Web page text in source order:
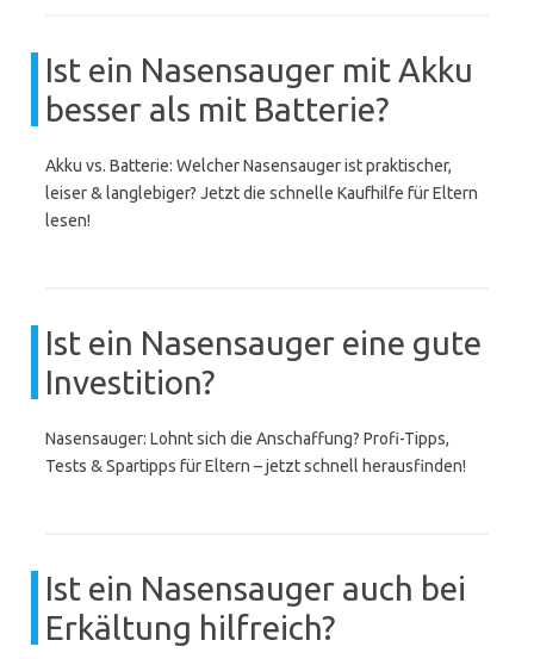
Ist ein Nasensauger mit Akku
besser als mit Batterie?
Akku vs. Batterie: Welcher Nasensauger ist praktischer,
leiser & langlebiger? Jetzt die schnelle Kaufhilfe für Eltern
lesen!
Ist ein Nasensauger eine gute
Investition?
Nasensauger: Lohnt sich die Anschaffung? Profi-Tipps,
Tests & Spartipps für Eltern – jetzt schnell herausfinden!
Ist ein Nasensauger auch bei
Erkältung hilfreich?